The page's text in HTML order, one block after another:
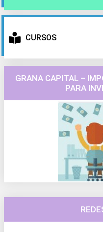
CURSOS
GRANA CAPITAL –
PARA